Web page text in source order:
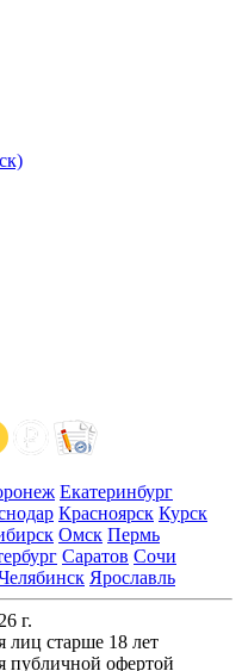
Екатеринбург
Красноярск Курск
Омск Пермь
Саратов Сочи
Ярославль
г.
лиц старше 18 лет
публичной офертой